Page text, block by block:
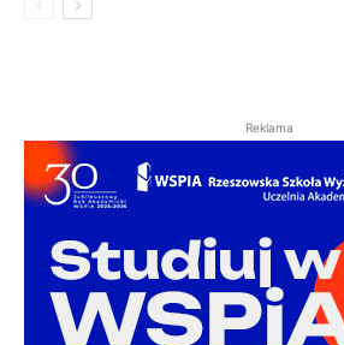
Reklama